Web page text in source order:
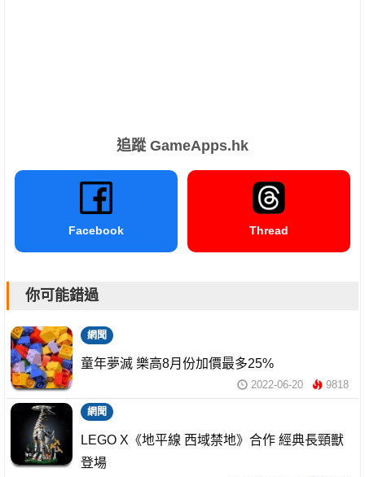
追蹤 GameApps.hk
Facebook Thread
你可能錯過
網聞
童年夢滅 樂高8月份加價最多25%
2022-06-20 9818
網聞
LEGO X《地平線 西域禁地》合作 經典長頸獸
登場